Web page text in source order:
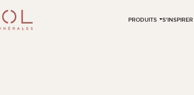
PRODUITS S’INSPIRER